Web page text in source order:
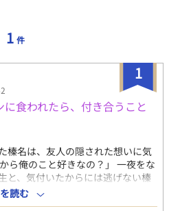
1 件
1
食われたら、付き合うこと
榛名は、友人の隠された想いに気
ら俺のこと好きなの？」 一夜をな
と、気付いたからには逃げない榛
わっていく。 瑞生(ミズキ)×榛名
読む